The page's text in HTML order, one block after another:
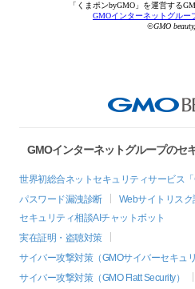
「くまポンbyGMO」を運営する
GMOインターネットグルー
©GMO
GMOインターネットグループのセ
世界初総合ネットセキュリティサービス「
パスワード漏洩診断
Webサイトリスク
セキュリティ相談AIチャットボット
実在証明・盗聴対策
サイバー攻撃対策（GMOサイバーセキュ
サイバー攻撃対策（GMO Flatt Security）